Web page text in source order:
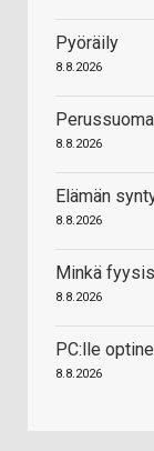
Pyöräily
8.8.2026
8.8.2026
Elämän
8.8.2026
Minkä
8.8.2026
PC:lle
8.8.2026